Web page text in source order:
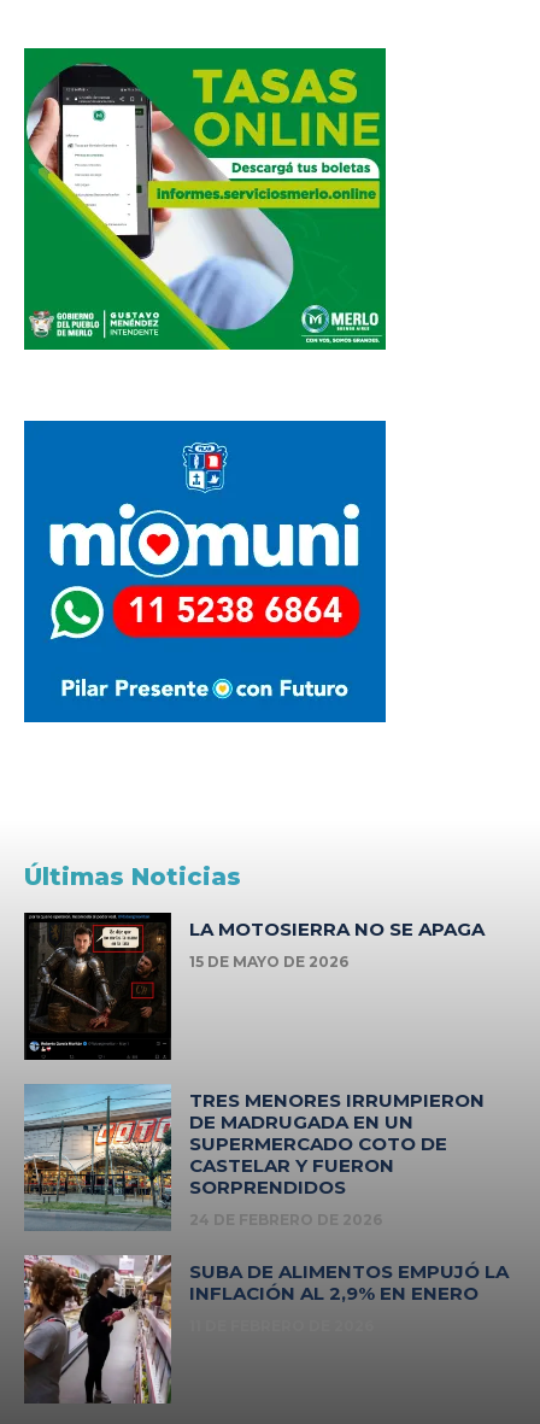
Últimas Noticias
LA MOTOSIERRA NO SE APAGA
15 DE MAYO DE 2026
TRES MENORES IRRUMPIERON
DE MADRUGADA EN UN
SUPERMERCADO COTO DE
CASTELAR Y FUERON
SORPRENDIDOS
24 DE FEBRERO DE 2026
SUBA DE ALIMENTOS EMPUJÓ LA
INFLACIÓN AL 2,9% EN ENERO